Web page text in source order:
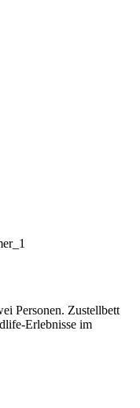
Personen. Zustellbett
Erlebnisse im